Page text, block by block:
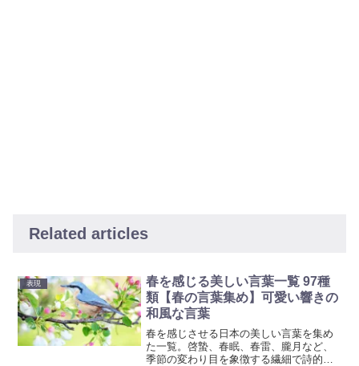
Related articles
表現
春を感じる美しい言葉一覧 97種
類【春の言葉集め】可愛い響きの
和風な言葉
春を感じさせる日本の美しい言葉を集め
た一覧。啓蟄、春眠、春雷、朧月など、
季節の変わり目を象徴する繊細で詩的な